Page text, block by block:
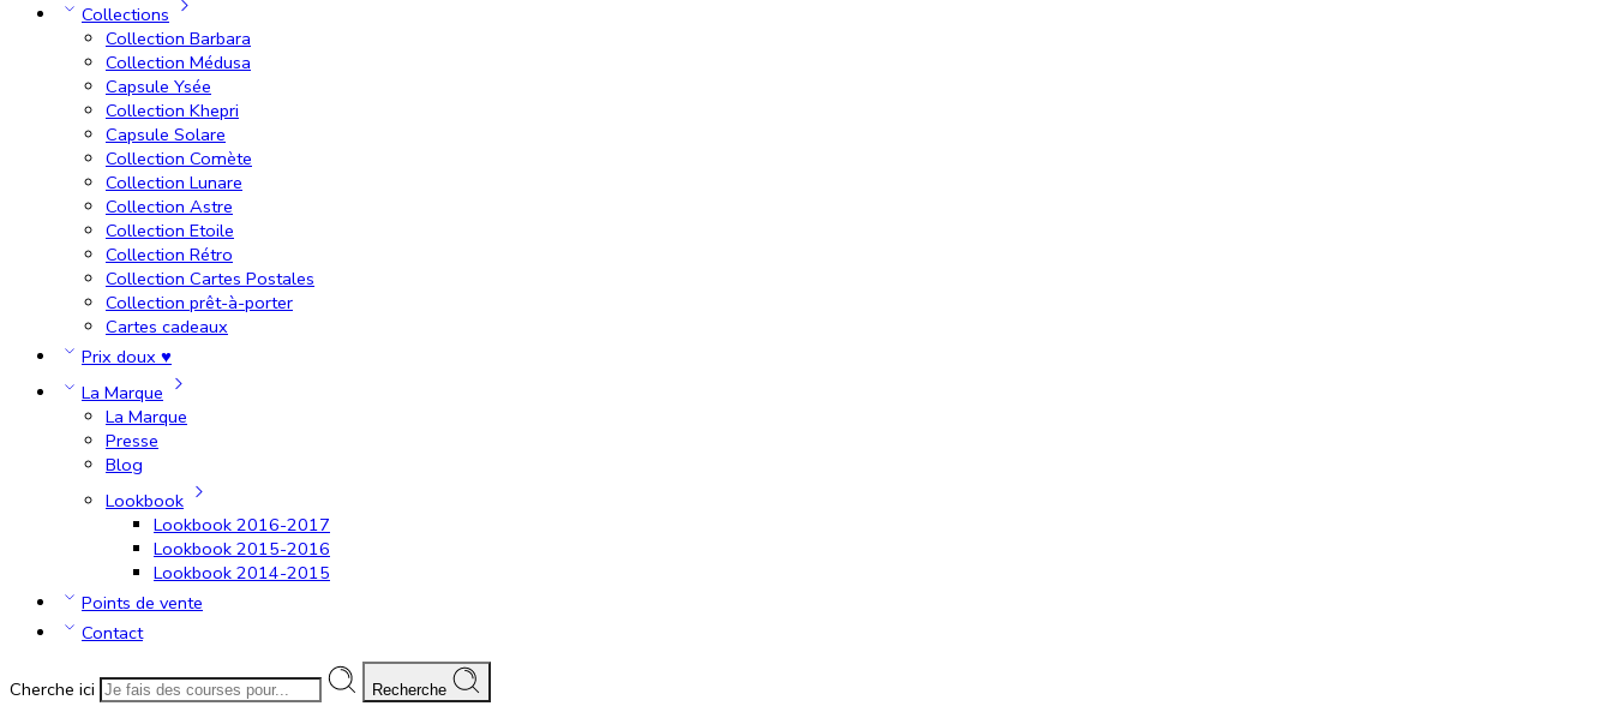
Collections
Collection Barbara
Collection Médusa
Capsule Ysée
Collection Khepri
Capsule Solare
Collection Comète
Collection Lunare
Collection Astre
Collection Etoile
Collection Rétro
Collection Cartes Postales
Collection prêt-à-porter
Cartes cadeaux
Prix doux ♥
La Marque
La Marque
Presse
Blog
Lookbook
Lookbook 2016-2017
Lookbook 2015-2016
Lookbook 2014-2015
Points de vente
Contact
Cherche ici Recherche